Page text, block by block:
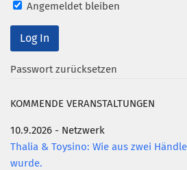
Mitglied werden
AKTUELLES
Angemeldet bleiben
Passwort zurücksetzen
KOMMENDE VERANSTALTUNGEN
10.9.2026 - Netzwerk
Thalia & Toysino: Wie aus zwei
wurde.